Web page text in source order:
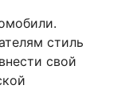
стиль
свой